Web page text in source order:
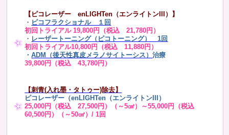
【ピコレーザー enLIGHTen（エンライトンIII）】
・ ピコフラクショナル １回
初回トライアル 19,800円（税込 21,780円）
・ レーザートーニング（ピコトーニング） 1回
初回トライアル10,800円（税込 11,880円）
・ADM（後天性真皮メラノサイトーシス）治療
39,800円（税込 43,780円）
【刺青(入れ墨・タトゥー)除去】
ピコレーザー（enLIGHTen（エンライトンIII）
25,000円（税込 27,500円）（～5㎠）～55,000円（税込
60,500円）（～50㎠）/ 1回